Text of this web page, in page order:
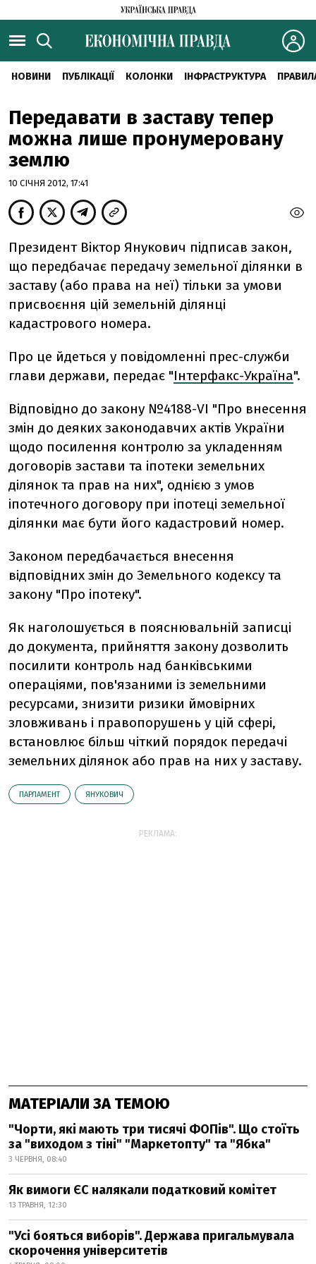
НОВИНИ ПУБЛІКАЦІЇ КОЛОНКИ ІНФРАСТРУКТУРА
Передавати в заставу тепер
можна лише пронумеровану
землю
10 СІЧНЯ 2012, 17:41
Президент Віктор Янукович підписав закон,
що передбачає передачу земельної ділянки в
заставу (або права на неї) тільки за умови
присвоєння цій земельній ділянці
кадастрового номера.
Про це йдеться у повідомленні прес-служби
глави держави, передає "Інтерфакс-Україна".
Відповідно до закону №4188-VI "Про внесення
змін до деяких законодавчих актів України
щодо посилення контролю за укладенням
договорів застави та іпотеки земельних
ділянок та прав на них", однією з умов
іпотечного договору при іпотеці земельної
ділянки має бути його кадастровий номер.
Законом передбачається внесення
відповідних змін до Земельного кодексу та
закону "Про іпотеку".
Як наголошується в пояснювальній записці
до документа, прийняття закону дозволить
посилити контроль над банківськими
операціями, пов'язаними із земельними
ресурсами, знизити ризики ймовірних
зловживань і правопорушень у цій сфері,
встановлює більш чіткий порядок передачі
земельних ділянок або прав на них у заставу.
ПАРЛАМЕНТ ЯНУКОВИЧ
РЕКЛАМА:
МАТЕРІАЛИ ЗА ТЕМОЮ
"Чорти, які мають три тисячі ФОПів". Що стоїть
за "виходом з тіні" "Маркетопту" та "Ябка"
3 ЧЕРВНЯ, 08:40
Як вимоги ЄС налякали податковий комітет
13 ТРАВНЯ, 12:30
"Усі бояться виборів". Держава пригальмувала
скорочення університетів